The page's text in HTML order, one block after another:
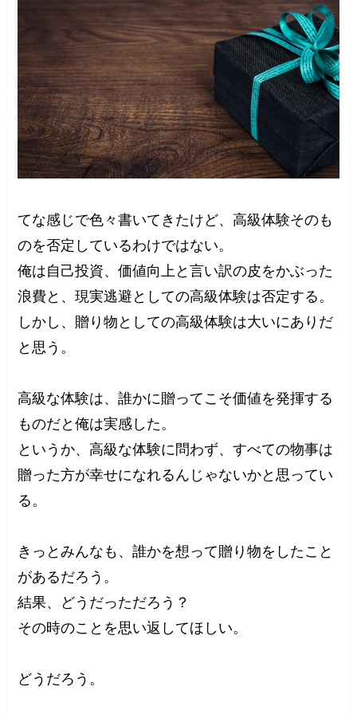
てな感じで色々書いてきたけど、高級体験そのも
のを否定しているわけではない。
俺は自己投資、価値向上と言い訳の皮をかぶった
浪費と、現実逃避としての高級体験は否定する。
しかし、贈り物としての高級体験は大いにありだ
と思う。
高級な体験は、誰かに贈ってこそ価値を発揮する
ものだと俺は実感した。
というか、高級な体験に問わず、すべての物事は
贈った方が幸せになれるんじゃないかと思ってい
る。
きっとみんなも、誰かを想って贈り物をしたこと
があるだろう。
結果、どうだっただろう？
その時のことを思い返してほしい。
どうだろう。